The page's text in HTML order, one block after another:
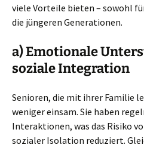
viele Vorteile bieten – sowohl
die jüngeren Generationen.
a) Emotionale
soziale Integration
Senioren, die mit ihrer Familie
weniger einsam. Sie haben
Interaktionen, was das Risiko
sozialer Isolation reduziert.